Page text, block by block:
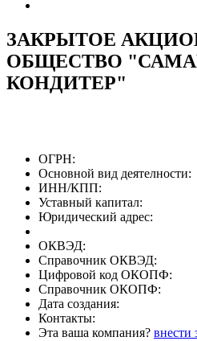
ЗАКРЫТОЕ
ОБЩЕСТВО
КОНДИТЕР"
ОГРН:
Основной вид деятелности:
ИНН/КПП:
Уставный капитал:
Юридический адрес:
ОКВЭД:
Справочник ОКВЭД:
Цифровой код ОКОПФ:
Справочник ОКОПФ:
Дата создания:
Контакты:
Эта ваша компания? внести